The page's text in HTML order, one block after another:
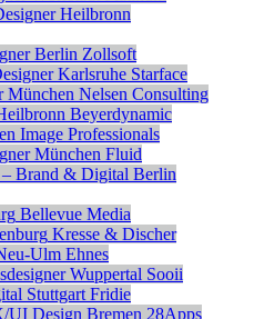
Heilbronn
Berlin Zollsoft
Karlsruhe Starface
München Nelsen Consulting
Beyerdynamic
Image Professionals
München Fluid
Brand & Digital Berlin
Bellevue Media
Kresse & Discher
Ulm Ehnes
Wuppertal Sooii
Stuttgart Fridie
UI Design Bremen 28Apps